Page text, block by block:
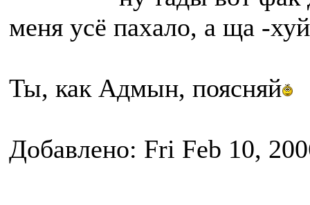
меня усё пахало, а ща -
Ты, как Адмын, поясняй
Добавлено: Fri Feb 10,